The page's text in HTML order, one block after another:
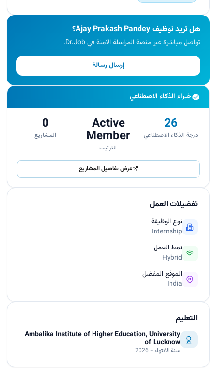
</p><p>Participated in code reviews, debugging,
and model optimization to improve solution
quality.</p><p>Continuously learned and applied
new AI, machine learning, and data analytics
techniques through hands-on projects and
هل تريد توظيف Ajay Prakash Pandey؟
تواصل مباشرة عبر منصة المراسلة الآمنة في Dr.Job.
إرسال رسالة
خبراء الذكاء الاصطناعي
26
درجة الذكاء الاصطناعي
Active
Member
الترتيب
0
المشاريع
عرض تفاصيل المشاريع
تفضيلات العمل
نوع الوظيفة
Internship
نمط العمل
Hybrid
الموقع المفضل
India
التعليم
Ambalika Institute of Higher Education, University
of Lucknow
سنة الانتهاء - 2026